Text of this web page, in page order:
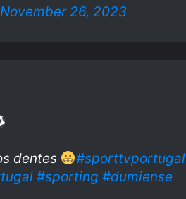
November 26, 2023
dentes
#sporttvportugal
#sporting #dumiense